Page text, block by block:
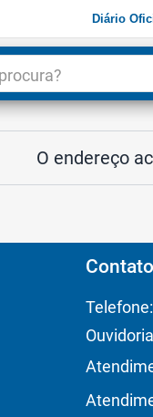
Diário
O endereço